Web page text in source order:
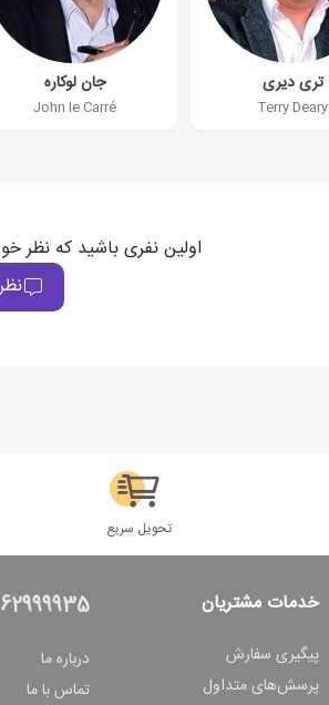
تری دیری
Terry Deary
جان لوکاره
John le Carré
اولین نفری باشید که نظر
تحویل سریع
خدمات مشتریان
پیگیری سفارش
پرسش‌های متداول
درباره ما
تماس با ما